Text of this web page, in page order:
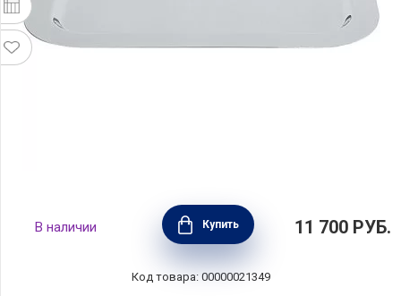
Поднос из нержавеющей стали, 47х34 см,
нержавеющая сталь, цвет стальной, Cristel,
Франция, PLIGM
В наличии Купить 11 700 РУБ.
Код товара: 00000021349